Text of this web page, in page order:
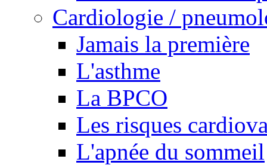
Cardiologie /
Jamais la première
L'asthme
La BPCO
Les risques
L'apnée du sommeil